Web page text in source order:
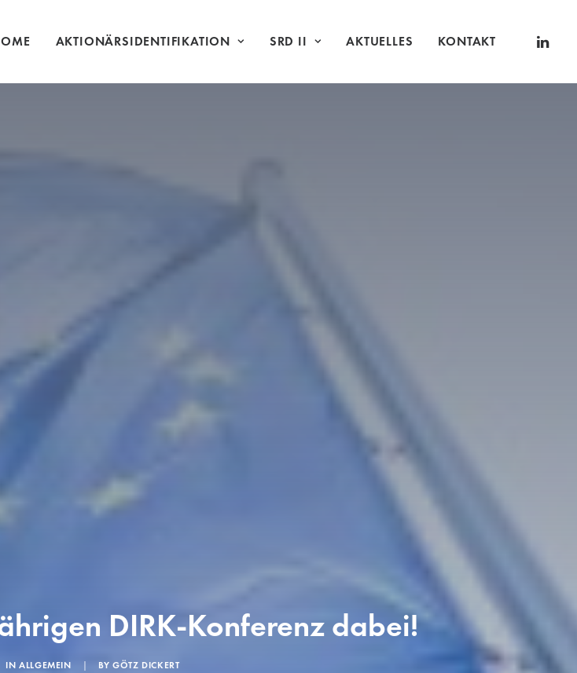
AKTIONÄRSIDENTIFIKATION SRD II AKTUELLES KONTAKT
DIRK-Konferenz dabei!
INALLGEMEIN | BYGÖTZ DICKERT